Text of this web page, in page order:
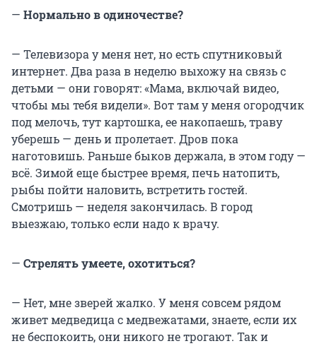
— Нормально в одиночестве?
— Телевизора у меня нет, но есть спутниковый
интернет. Два раза в неделю выхожу на связь с
детьми — они говорят: «Мама, включай видео,
чтобы мы тебя видели». Вот там у меня огородчик
под мелочь, тут картошка, ее накопаешь, траву
уберешь — день и пролетает. Дров пока
наготовишь. Раньше быков держала, в этом году —
всё. Зимой еще быстрее время, печь натопить,
рыбы пойти наловить, встретить гостей.
Смотришь — неделя закончилась. В город
выезжаю, только если надо к врачу.
— Стрелять умеете, охотиться?
— Нет, мне зверей жалко. У меня совсем рядом
живет медведица с медвежатами, знаете, если их
не беспокоить, они никого не трогают. Так и